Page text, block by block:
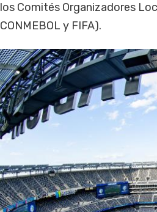
los Comités Organizadores
CONMEBOL y FIFA).